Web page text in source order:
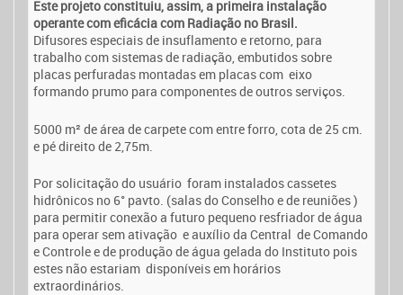
Este projeto constituiu, assim, a primeira instalação
operante com eficácia com Radiação no Brasil.
Difusores especiais de insuflamento e retorno, para
trabalho com sistemas de radiação, embutidos sobre
placas perfuradas montadas em placas com eixo
formando prumo para componentes de outros serviços.
5000 m² de área de carpete com entre forro, cota de 25 cm.
e pé direito de 2,75m.
Por solicitação do usuário foram instalados cassetes
hidrônicos no 6° pavto. (salas do Conselho e de reuniões )
para permitir conexão a futuro pequeno resfriador de água
para operar sem ativação e auxílio da Central de Comando
e Controle e de produção de água gelada do Instituto pois
estes não estariam disponíveis em horários
extraordinários.